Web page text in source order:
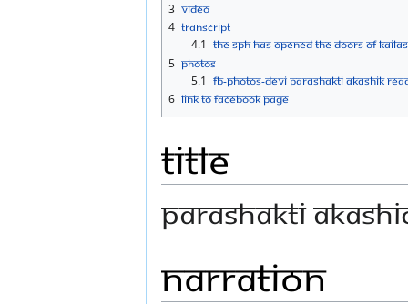
3 Video
4 Transcript
4.1 The SPH has opened the doors of
5 Photos
5.1 FB-Photos-DEVI PARASHAKTI AKASHIK
6 Link to Facebook Page
Title
PARASHAKTI
Narration